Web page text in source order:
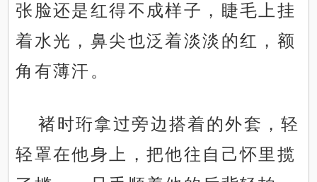
张脸还是红得不成样子，睫毛上挂
着水光，鼻尖也泛着淡淡的红，额
角有薄汗。
褚时珩拿过旁边搭着的外套，轻
轻罩在他身上，把他往自己怀里揽